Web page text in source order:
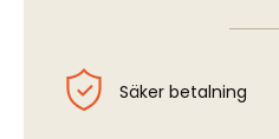
Säker betalning